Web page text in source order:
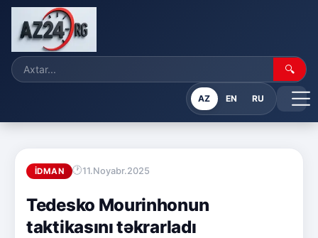
🔍
AZ EN RU
İDMAN 11.Noyabr.2025
Tedesko Mourinhonun
taktikasını təkrarladı